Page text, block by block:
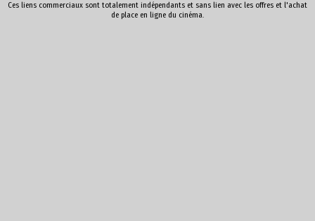
Ces liens commerciaux sont totalement indépendants et sans lien avec les offres et l'achat
de place en ligne du cinéma.